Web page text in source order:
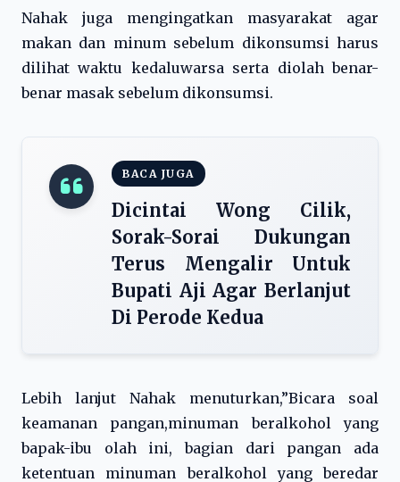
Nahak juga mengingatkan masyarakat agar
makan dan minum sebelum dikonsumsi harus
dilihat waktu kedaluwarsa serta diolah benar-
benar masak sebelum dikonsumsi.
BACA JUGA
Dicintai Wong Cilik,
Sorak-Sorai Dukungan
Terus Mengalir Untuk
Bupati Aji Agar Berlanjut
Di Perode Kedua
Lebih lanjut Nahak menuturkan,”Bicara soal
keamanan pangan,minuman beralkohol yang
bapak-ibu olah ini, bagian dari pangan ada
ketentuan minuman beralkohol yang beredar